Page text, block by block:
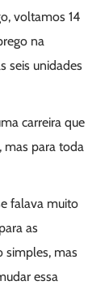
voltamos 14
na
seis unidades
carreira que
mas para toda
falava muito
as
simples, mas
essa